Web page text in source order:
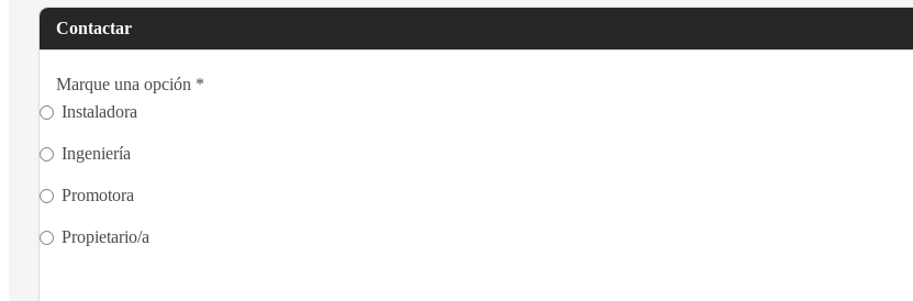
Contactar
Marque una opción *
Instaladora
Ingeniería
Promotora
Propietario/a